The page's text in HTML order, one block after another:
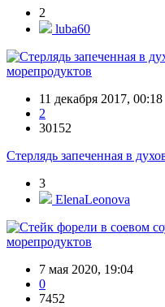
2
luba60
морепродуктов
11 декабря 2017, 00:18
2
30152
Стерлядь запеченная в
3
ElenaLeonova
морепродуктов
7 мая 2020, 19:04
0
7452